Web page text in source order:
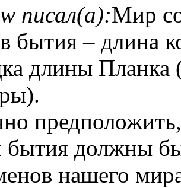
писал(а):Мир
бытия – длина
длины
бытия должны
нашего